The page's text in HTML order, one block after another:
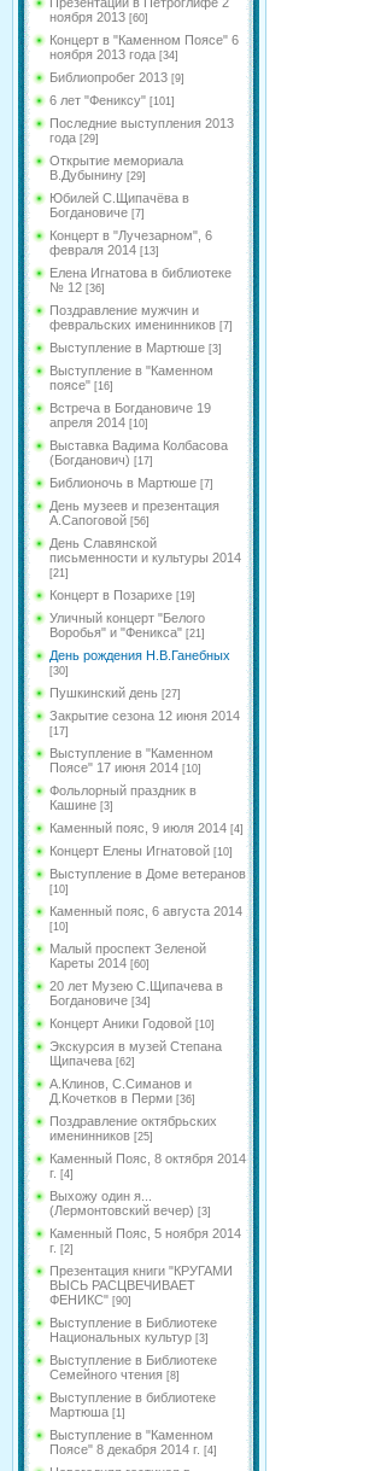
ноября 2013 [60]
Концерт в "Каменном Поясе" 6
ноября 2013 года [34]
Библиопробег 2013 [9]
6 лет "Фениксу" [101]
Последние выступления 2013
года [29]
Открытие мемориала
В.Дубынину [29]
Юбилей С.Щипачёва в
Богдановиче [7]
Концерт в "Лучезарном", 6
февраля 2014 [13]
Елена Игнатова в библиотеке
№ 12 [36]
Поздравление мужчин и
февральских именинников [7]
Выступление в Мартюше [3]
Выступление в "Каменном
поясе" [16]
Встреча в Богдановиче 19
апреля 2014 [10]
Выставка Вадима Колбасова
(Богданович) [17]
Библионочь в Мартюше [7]
День музеев и презентация
А.Сапоговой [56]
День Славянской
письменности и культуры 2014
[21]
Концерт в Позарихе [19]
Уличный концерт "Белого
Воробья" и "Феникса" [21]
День рождения Н.В.Ганебных
[30]
Пушкинский день [27]
Закрытие сезона 12 июня 2014
[17]
Выступление в "Каменном
Поясе" 17 июня 2014 [10]
Фольлорный праздник в
Кашине [3]
Каменный пояс, 9 июля 2014 [4]
Концерт Елены Игнатовой [10]
Выступление в Доме ветеранов
[10]
Каменный пояс, 6 августа 2014
[10]
Малый проспект Зеленой
Кареты 2014 [60]
20 лет Музею С.Щипачева в
Богдановиче [34]
Концерт Аники Годовой [10]
Экскурсия в музей Степана
Щипачева [62]
А.Клинов, С.Симанов и
Д.Кочетков в Перми [36]
Поздравление октябрьских
именинников [25]
Каменный Пояс, 8 октября 2014
г. [4]
Выхожу один я...
(Лермонтовский вечер) [3]
Каменный Пояс, 5 ноября 2014
г. [2]
Презентация книги "КРУГАМИ
ВЫСЬ РАСЦВЕЧИВАЕТ
ФЕНИКС" [90]
Выступление в Библиотеке
Национальных культур [3]
Выступление в Библиотеке
Семейного чтения [8]
Выступление в библиотеке
Мартюша [1]
Выступление в "Каменном
Поясе" 8 декабря 2014 г. [4]